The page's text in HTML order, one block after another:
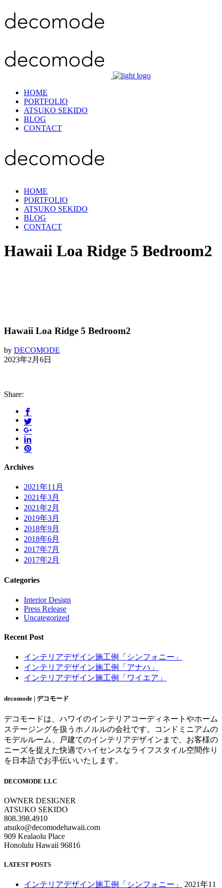
HOME
PORTFOLIO
ATSUKO SEKIDO
BLOG
CONTACT
HOME
PORTFOLIO
ATSUKO SEKIDO
BLOG
CONTACT
Hawaii Loa Ridge 5 Bedroom2
Hawaii Loa Ridge 5 Bedroom2
by DECOMODE
2023年2月6日
Share:
Archives
2021年11月
2021年3月
2021年2月
2019年3月
2018年9月
2018年6月
2017年7月
2017年2月
Categories
Interior Design
Press Release
Uncategorized
Recent Post
インテリアデザイン施工例「シンフォニー」
インテリアデザイン施工例「アナハ」
インテリアデザイン施工例「ワイエア」
decomode | デコモード
デコモードは、ハワイのインテリアコーディネートやホーム
ステージングを扱うホノルルの会社です。コンドミニアムの
モデルルーム、戸建てのインテリアデザインまで、お客様の
ニーズを捉えた快適でハイセンスなライフスタイル空間作り
を日本語でお手伝いいたします。
DECOMODE LLC
OWNER DESIGNER
ATSUKO SEKIDO
808.398.4910
atsuko@decomodehawaii.com
909 Kealaolu Place
Honolulu Hawaii 96816
LATEST POSTS
インテリアデザイン施工例「シンフォニー」 2021年11